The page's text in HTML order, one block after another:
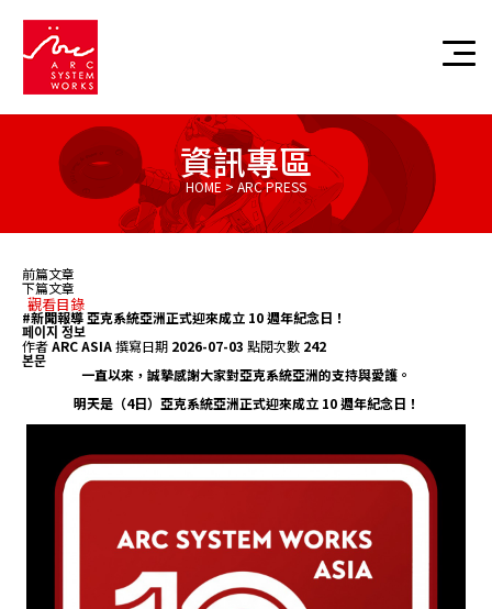
資訊專區
HOME > ARC PRESS
前篇文章
下篇文章
觀看目錄
#新聞報導亞克系統亞洲正式迎來成立 10 週年紀念日！
페이지 정보
作者ARC ASIA撰寫日期 2026-07-03 點閱次數 242
본문
一直以來，誠摯感謝大家對亞克系統亞洲的支持與愛護。
明天是（4日）亞克系統亞洲正式迎來成立 10 週年紀念日！